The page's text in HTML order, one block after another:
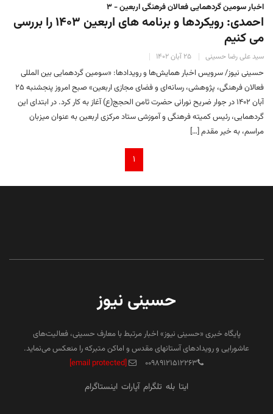
اخبار سومین گردهمایی فعالان فرهنگی اربعین - ۳
احمدی: رویکردها و برنامه‌ های اربعین ۱۴۰۳ را بررسی
می‌ کنیم
سید علی رضا حسینی ۲۵ آبان ۱۴۰۲
حسینی نیوز/ سرویس اخبار همایش‌ها و رویدادها: «سومین گردهمایی بین المللی
فعالان فرهنگی، پژوهشی، رسانه‌ای و فضای مجازی اربعین» صبح امروز پنجشنبه ۲۵
آبان ۱۴۰۲ در جوار ضریح نورانی حضرت ثامن الحجج(ع) آغاز به کار کرد. در ابتدای این
گردهمایی، رئیس کمیته فرهنگی و آموزشی ستاد مرکزی اربعین به عنوان میزبان
مراسم، به خیر مقدم […]
۱
حسینی نیوز
پایگاه خبری «حسینی نیوز» اخبار مرتبط با معارف حسینی، فعالیت‌های
عاشورایی و رویدادهای آستانهای مقدس و اماکن متبرکه را منعکس می‌نماید.
۰۰۹۸۹۱۲۱۵۱۲۲۶۳
[email protected]
ایتا بله تلگرام آپارات اینستاگرام